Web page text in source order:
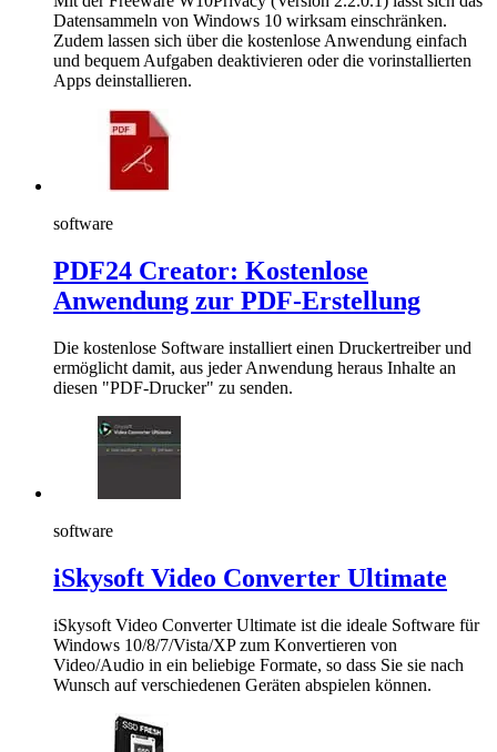
Datensammeln von Windows 10 wirksam einschränken.
Zudem lassen sich über die kostenlose Anwendung einfach
und bequem Aufgaben deaktivieren oder die vorinstallierten
Apps deinstallieren.
software
PDF24 Creator: Kostenlose
Anwendung zur PDF-Erstellung
Die kostenlose Software installiert einen Druckertreiber und
ermöglicht damit, aus jeder Anwendung heraus Inhalte an
diesen "PDF-Drucker" zu senden.
software
iSkysoft Video Converter Ultimate
iSkysoft Video Converter Ultimate ist die ideale Software für
Windows 10/8/7/Vista/XP zum Konvertieren von
Video/Audio in ein beliebige Formate, so dass Sie sie nach
Wunsch auf verschiedenen Geräten abspielen können.